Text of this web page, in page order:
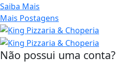
Saiba Mais
Mais Postagens
Não possui uma conta?